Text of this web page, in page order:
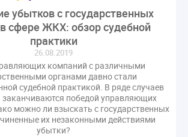
инспекция
Исследования
Казань
НДС
Общественная палата
группа
данные ЕГРН
ГЖИ лицензирование надзор
Сотрудничество
вебинар
выставка ЖКХ
законопроект
убытков с государственных
сфере ЖКХ: обзор судебной
практики
26.08.2019
компаний с различными
органами давно стали
судебной практикой. В ряде случаев
заканчиваются победой управляющих
можно ли взыскать с государственных
их незаконными действиями
убытки?